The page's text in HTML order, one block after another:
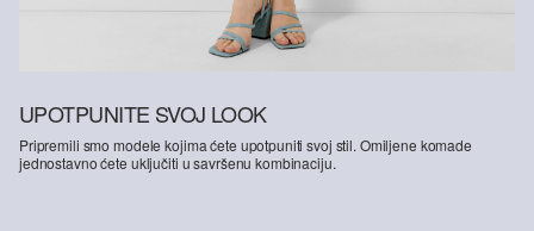
UPOTPUNITE SVOJ LOOK
Pripremili smo modele kojima ćete upotpuniti svoj stil. Omiljene komade
jednostavno ćete uključiti u savršenu kombinaciju.